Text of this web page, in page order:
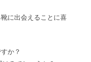
に出会えることに喜
か？